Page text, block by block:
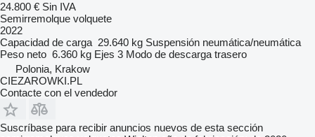
24.800 € Sin IVA
Semirremolque volquete
2022
Capacidad de carga 29.640 kg Suspensión neumática/neumática
Peso neto 6.360 kg Ejes 3 Modo de descarga trasero
Polonia, Krakow
CIEZAROWKI.PL
Contacte con el vendedor
Suscríbase para recibir anuncios nuevos de esta sección